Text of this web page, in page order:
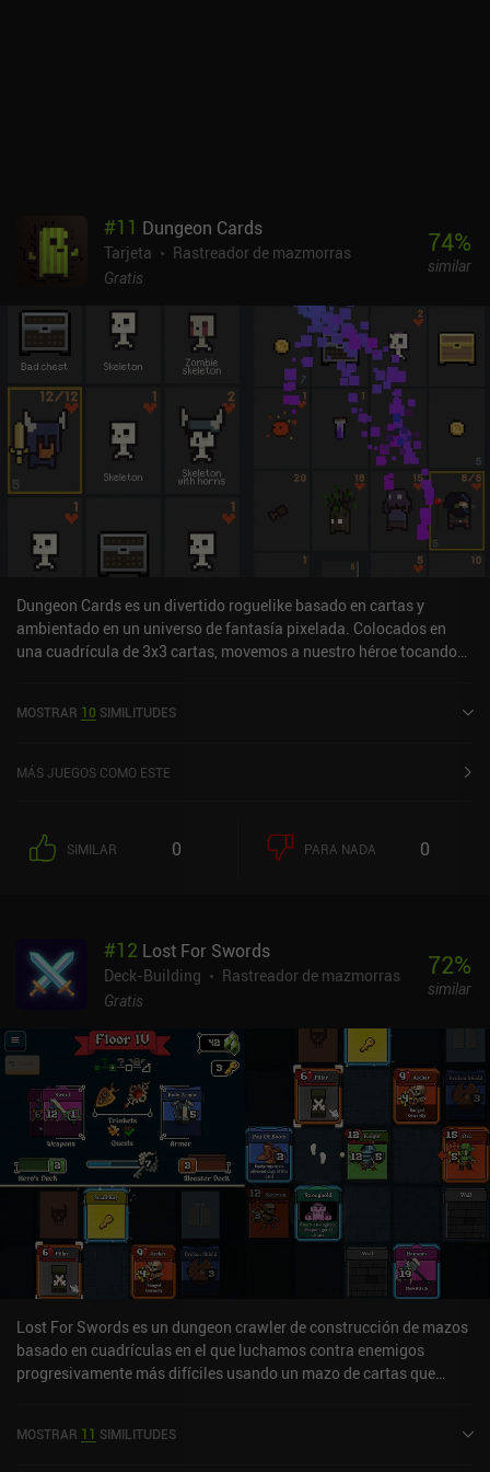
#11 Dungeon Cards
Tarjeta
Rastreador de mazmorras
Gratis
74%
similar
Dungeon Cards es un divertido roguelike basado en cartas y
ambientado en un universo de fantasía pixelada. Colocados en
una cuadrícula de 3x3 cartas, movemos a nuestro héroe tocando
consumir una carta, una nueva carta entra en la cuadrícula, por lo
Para animar el juego, podemos llevar 3 habilidades a la batalla, y a
pueden comprar por iAPs de entre 1 y 3 dólares.
MOSTRAR 10 SIMILITUDES
MÁS JUEGOS COMO ESTE
SIMILAR 0 PARA NADA 0
#12 Lost For Swords
Deck-Building
Rastreador de mazmorras
Gratis
72%
similar
Lost For Swords es un dungeon crawler de construcción de mazos
basado en cuadrículas en el que luchamos contra enemigos
progresivamente más difíciles usando un mazo de cartas que
cuales consta de varios pisos que ascendemos para enfrentarnos
MOSTRAR 11 SIMILITUDES